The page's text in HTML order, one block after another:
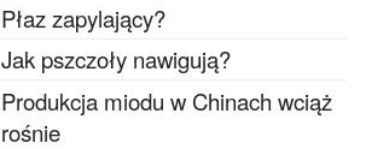
Płaz zapylający?
Jak pszczoły nawigują?
Produkcja miodu w Chinach wciąż
rośnie